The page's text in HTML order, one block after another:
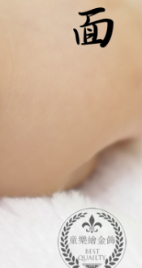
之用戶狀況，依本公司即
形，本公司將視審查結果
若發現惡意使用之情形，
度並採取法律行動。